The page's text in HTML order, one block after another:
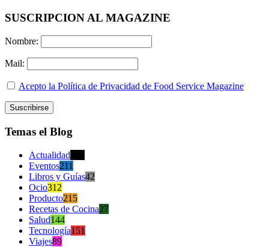
SUSCRIPCION AL MAGAZINE
Nombre:
Mail:
Acepto la Política de Privacidad de Food Service Magazine
Temas el Blog
Actualidad
Eventos211
Libros y Guías42
Ocio312
Producto215
Recetas de Cocina27
Salud144
Tecnología151
Viajes89